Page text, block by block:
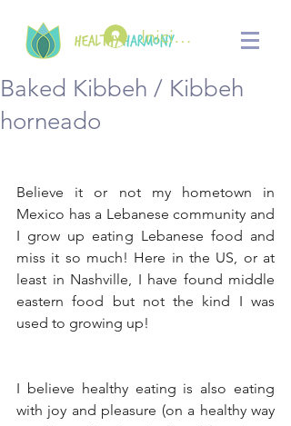
Iniciar sesión
Baked Kibbeh / Kibbeh
horneado
Believe it or not my hometown in
Mexico has a Lebanese community and
I grow up eating Lebanese food and
miss it so much! Here in the US, or at
least in Nashville, I have found middle
eastern food but not the kind I was
used to growing up!
I believe healthy eating is also eating
with joy and pleasure (on a healthy way